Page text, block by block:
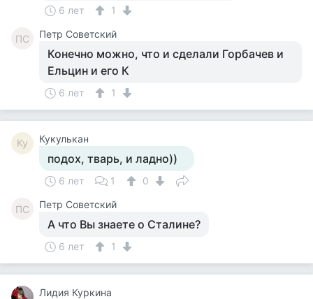
6 лет 1
ПС Петр Советский
Конечно можно, что и сделали Горбачев и
Ельцин и его К
6 лет 1
Ку Кукулькан
подох, тварь, и ладно))
6 лет 1 0
ПС Петр Советский
А что Вы знаете о Сталине?
6 лет 1
Лидия Куркина